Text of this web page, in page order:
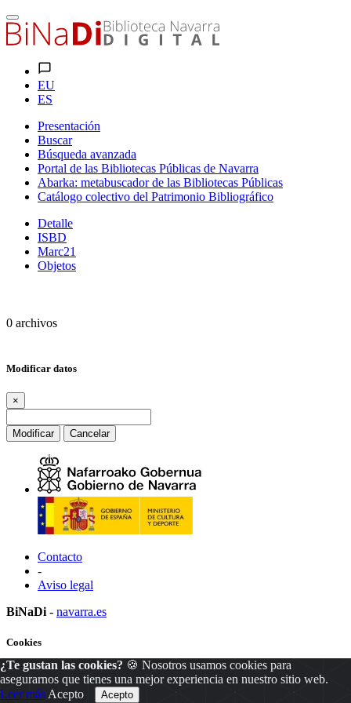
EU
ES
Presentación
Buscar
Búsqueda avanzada
Portal de las Bibliotecas Públicas de Navarra
Abarka: metabuscador de las Bibliotecas Públicas
Catálogo colectivo del Patrimonio Bibliográfico
Detalle
ISBD
Marc21
Objetos
0 archivos
Modificar datos
×
Modificar Cancelar
Contacto
-
Aviso legal
BiNaDi - navarra.es
¿Te gustan las cookies? 🍪 Nosotros usamos cookies para
asegurarnos que tienes una mejor experiencia en nuestro sitio web.
Leer más Acepto
Cookies
×